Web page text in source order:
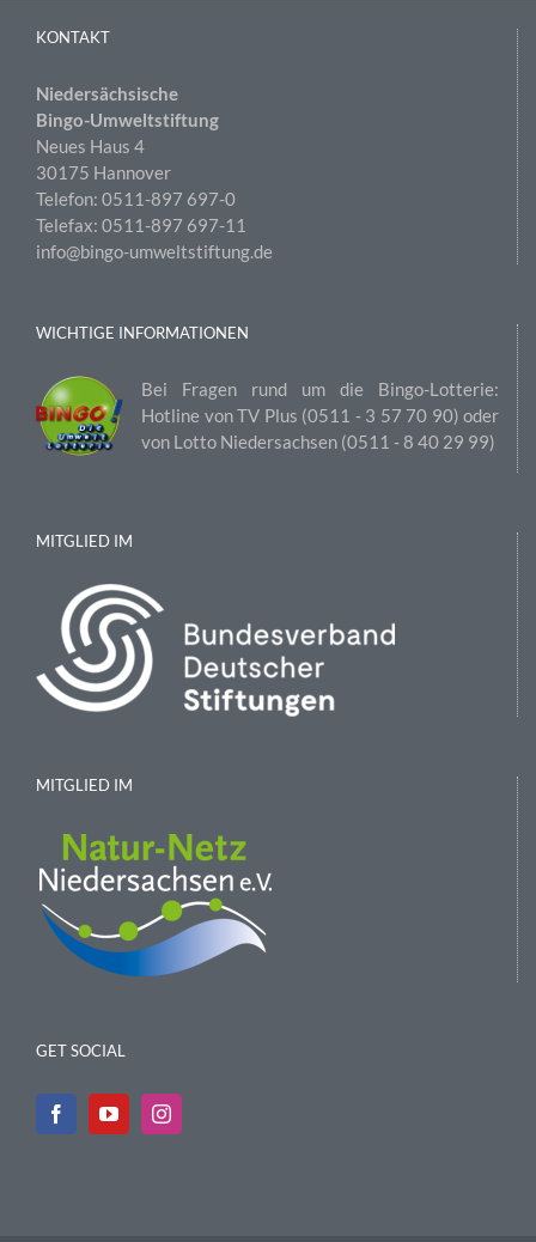
KONTAKT
Niedersächsische
Bingo-Umweltstiftung
Neues Haus 4
30175 Hannover
Telefon: 0511-897 697-0
Telefax: 0511-897 697-11
info@bingo-umweltstiftung.de
WICHTIGE INFORMATIONEN
Bei Fragen rund um die Bingo-Lotterie:
Hotline von TV Plus (0511 ‑ 3 57 70 90) oder
von Lotto Niedersachsen (0511 ‑ 8 40 29 99)
MITGLIED IM
MITGLIED IM
GET SOCIAL